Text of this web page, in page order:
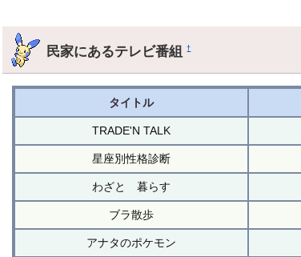
民家にあるテレビ番組†
タイトル
TRADE'N TALK
星座別性格診断
わざと 暮らす
ブラ散歩
アナタのポケモン